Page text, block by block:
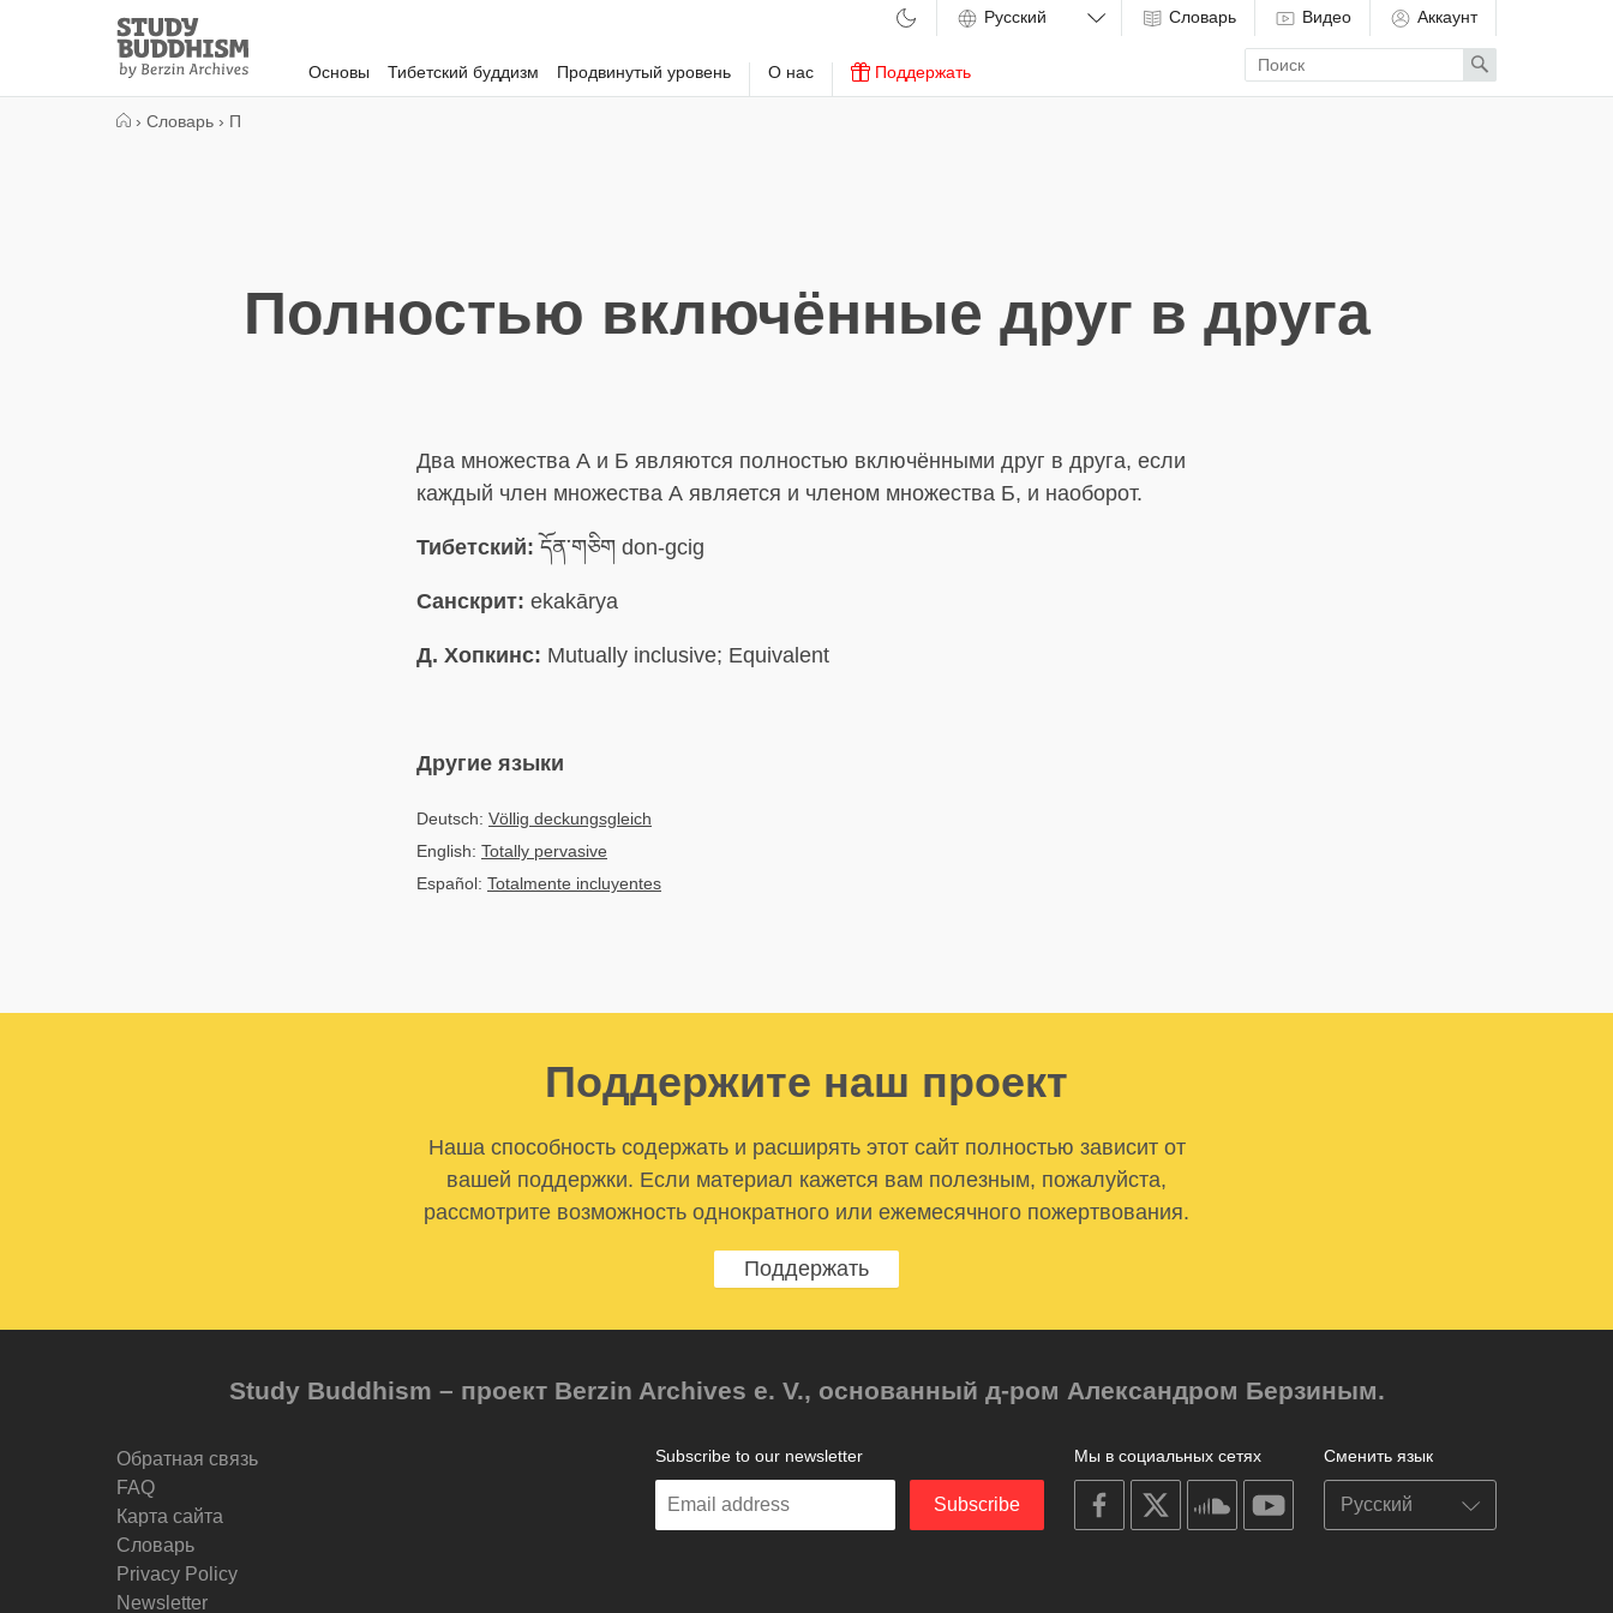
Study
Buddhism
Home
Основы Тибетский буддизм Продвинутый уровень О нас Поддержать
Словарь Видео Аккаунт
Enter
search
term
Search
› Словарь › П
Полностью включённые друг в друга
Два множества А и Б являются полностью включёнными друг в друга, если
каждый член множества А является и членом множества Б, и наоборот.
Тибетский: དོན་གཅིག don-gcig
Санскрит: ekakārya
Д. Хопкинс: Mutually inclusive; Equivalent
Другие языки
Deutsch: Völlig deckungsgleich
English: Totally pervasive
Español: Totalmente incluyentes
Поддержите наш проект
Наша способность содержать и расширять этот сайт полностью зависит от
вашей поддержки. Если материал кажется вам полезным, пожалуйста,
рассмотрите возможность однократного или ежемесячного пожертвования.
Поддержать
Study Buddhism – проект Berzin Archives e. V., основанный д-ром Александром Берзиным.
Обратная связь
FAQ
Карта сайта
Словарь
Privacy Policy
Newsletter
Сменить язык
Мы в социальных сетях
on
facebook
on
on
soundcloudyoutube
Subscribe to our newsletter
Enter
Subscribe